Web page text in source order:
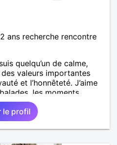
ans recherche rencontre
quelqu’un de calme,
valeurs importantes
et l’honnêteté. J’aime
les moments
de nouveaux
ou d’un bon film. Je
basée sur la
et le plaisir de
le profil